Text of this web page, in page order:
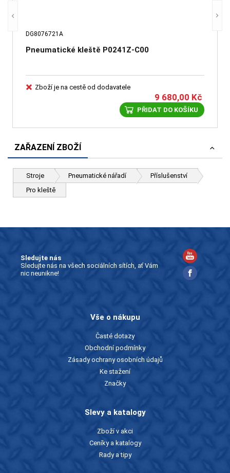
DG8076721A
Pneumatické kleště P0241Z-C00
Zboží je na cestě od dodavatele
9 680,00 Kč
PŘIDAT DO KOŠÍKU
ZAŘAZENÍ ZBOŽÍ
Stroje Pneumatické nářadí
Příslušenství
Pro kleště
Sledujte nás
Sledujte nás na všech sociálních sítích, ať Vám
nic neunikne!
Vše o nákupu
Časté dotazy
Obchodní podmínky
Zásady ochrany osobních údajů
Ke stažení
Značky
Slevy a katalogy
Zboží v akci
Ceníky a katalogy
Rady a tipy